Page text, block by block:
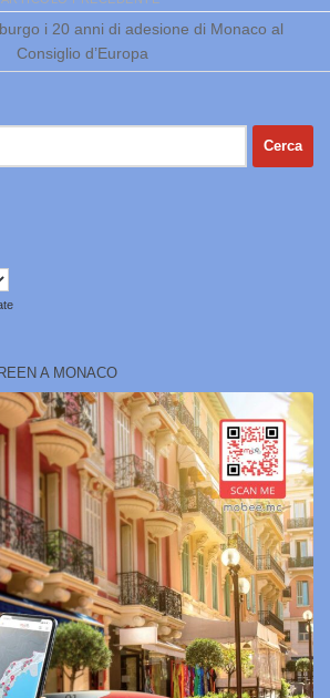
i 20 anni di adesione di Monaco al
Consiglio d’Europa
A MONACO